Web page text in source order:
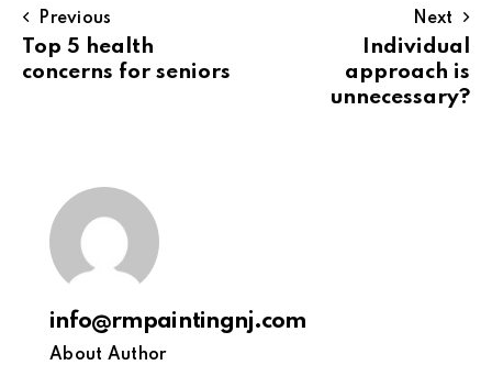
Previous
Top 5 health
concerns for seniors
Next
Individual
approach is
unnecessary?
info@rmpaintingnj.com
About Author